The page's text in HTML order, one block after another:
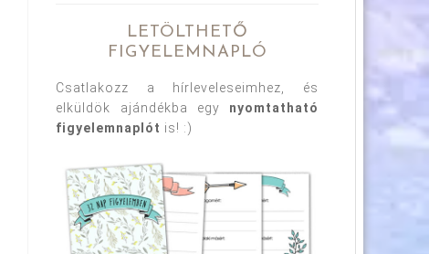
LETÖLTHETŐ
FIGYELEMNAPLÓ
Csatlakozz a hírleveleseimhez, és
elküldök ajándékba egy nyomtatható
figyelemnaplót is! :)